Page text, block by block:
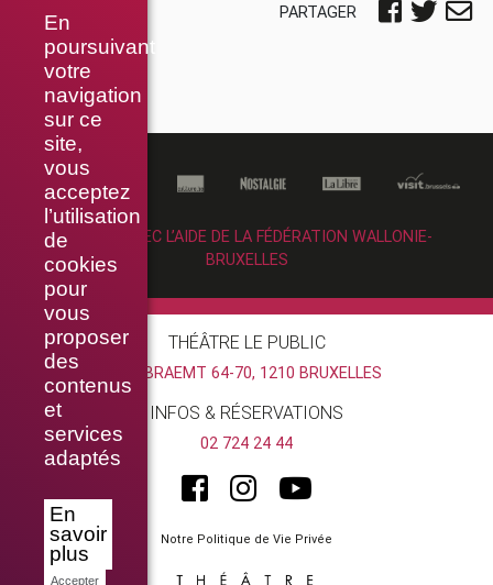
En
poursuivant
votre
navigation
sur ce
site,
vous
acceptez
l’utilisation
de
cookies
pour
vous
proposer
des
contenus
et
services
adaptés
En
savoir
plus
Accepter
PARTAGER
RÉALISÉ AVEC L’AIDE DE LA FÉDÉRATION WALLONIE-
BRUXELLES
THÉÂTRE LE PUBLIC
RUE BRAEMT 64-70, 1210 BRUXELLES
INFOS & RÉSERVATIONS
02 724 24 44
Notre Politique de Vie Privée